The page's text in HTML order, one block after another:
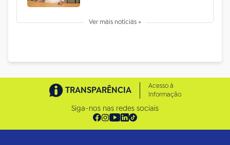
Ver mais notícias +
TRANSPARÊNCIA
Acesso à
Informação
Siga-nos nas redes sociais